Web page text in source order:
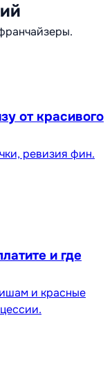
от красивого
ревизия фин.
и где
и красные